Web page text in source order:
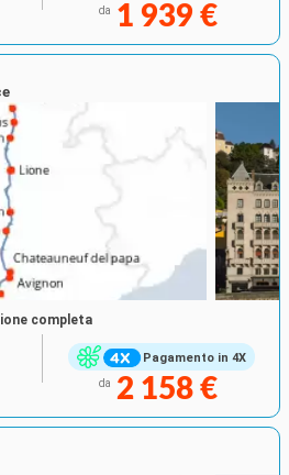
da 1 939 €
Pagamento in 4X
completa
da 2 158 €